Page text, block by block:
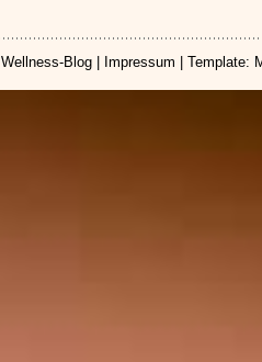
Wellness-Blog Impressum | Template: